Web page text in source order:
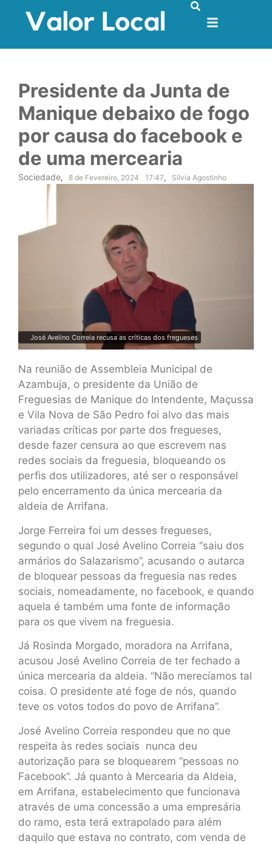
Presidente da Junta de
Manique debaixo de fogo
por causa do facebook e
de uma mercearia
Sociedade, 8 de Fevereiro, 2024 17:47, Silvia Agostinho
José Avelino Correia recusa as críticas dos fregueses
Na reunião de Assembleia Municipal de
Azambuja, o presidente da União de
Freguesias de Manique do Intendente, Maçussa
e Vila Nova de São Pedro foi alvo das mais
variadas críticas por parte dos fregueses,
desde fazer censura ao que escrevem nas
redes sociais da freguesia, bloqueando os
perfis dos utilizadores, até ser o responsável
pelo encerramento da única mercearia da
aldeia de Arrifana.
Jorge Ferreira foi um desses fregueses,
segundo o qual José Avelino Correia “saiu dos
armários do Salazarismo”, acusando o autarca
de bloquear pessoas da freguesia nas redes
sociais, nomeadamente, no facebook, e quando
aquela é também uma fonte de informação
para os que vivem na freguesia.
Já Rosinda Morgado, moradora na Arrifana,
acusou José Avelino Correia de ter fechado a
única mercearia da aldeia. “Não merecíamos tal
coisa. O presidente até foge de nós, quando
teve os votos todos do povo de Arrifana”.
José Avelino Correia respondeu que no que
respeita às redes sociais nunca deu
autorização para se bloquearem “pessoas no
Facebook”. Já quanto à Mercearia da Aldeia,
em Arrifana, estabelecimento que funcionava
através de uma concessão a uma empresária
do ramo, esta terá extrapolado para além
daquilo que estava no contrato, com venda de